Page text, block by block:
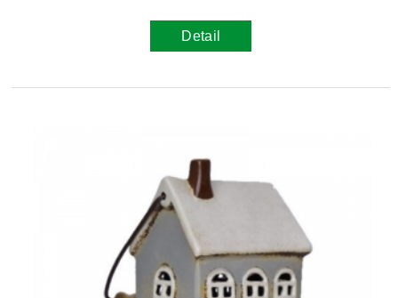
Detail